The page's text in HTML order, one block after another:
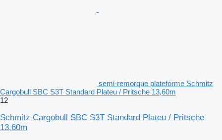
semi-remorque plateforme Schmitz
Cargobull SBC S3T Standard Plateu / Pritsche 13,60m
12
Schmitz Cargobull SBC S3T Standard Plateu / Pritsche
13,60m